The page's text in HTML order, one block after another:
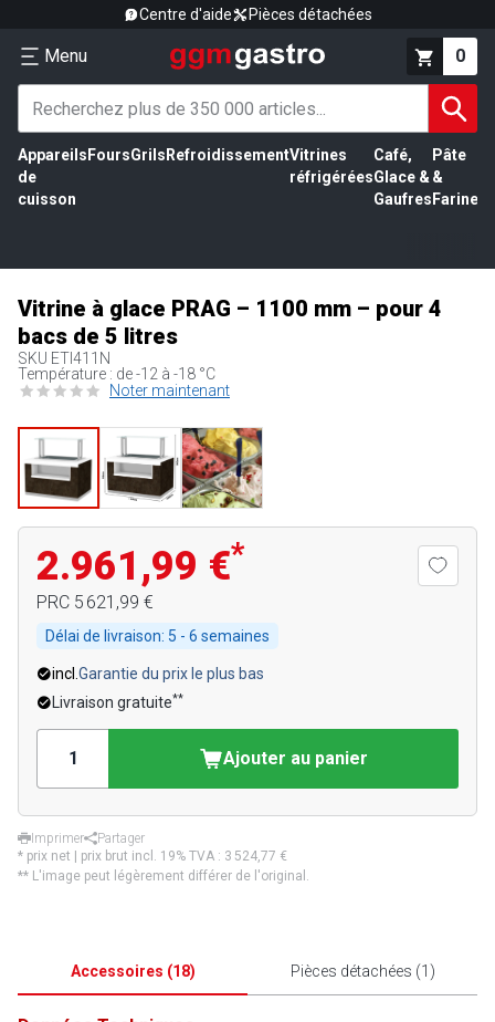
Centre d'aide Pièces détachées
Menu 0
Appareils
de
cuisson
FoursGrils RefroidissementVitrines
réfrigérées
Café,
Glace &
Gaufres
Pâte
&
Farine
Vitrine à glace PRAG – 1100 mm – pour 4
bacs de 5 litres
SKU ETI411N
Température : de -12 à -18 °C
Noter maintenant
2.961,99 €*
PRC 5 621,99 €
Délai de livraison: 5 - 6 semaines
incl. Garantie du prix le plus bas
Livraison gratuite**
Ajouter au panier
Imprimer
Partager
* prix net | prix brut incl. 19% TVA : 3 524,77 €
** L'image peut légèrement différer de l'original.
Accessoires (18) Pièces détachées (1 )